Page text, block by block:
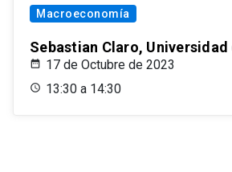
Macroeconomía
Sebastian Claro, Universidad
17 de Octubre de 2023
13:30 a 14:30